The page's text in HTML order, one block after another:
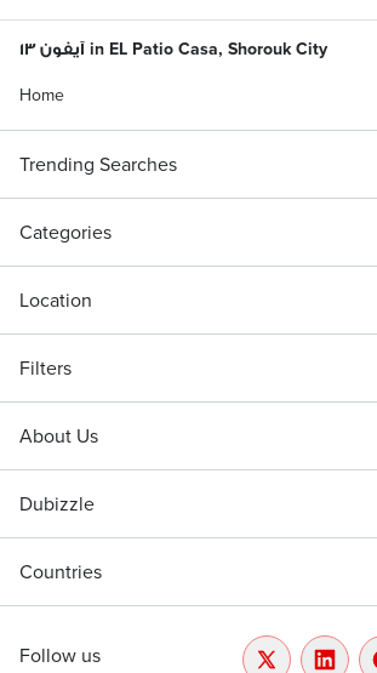
آيفون ١٣ in EL Patio Casa, Shorouk City
Home
Trending Searches
Categories
Location
Filters
About Us
Dubizzle
Countries
Follow us